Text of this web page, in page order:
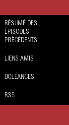
RÉSUMÉ DES
ÉPISODES
PRÉCÉDENTS
LIENS AMIS
DOLÉANCES
RSS